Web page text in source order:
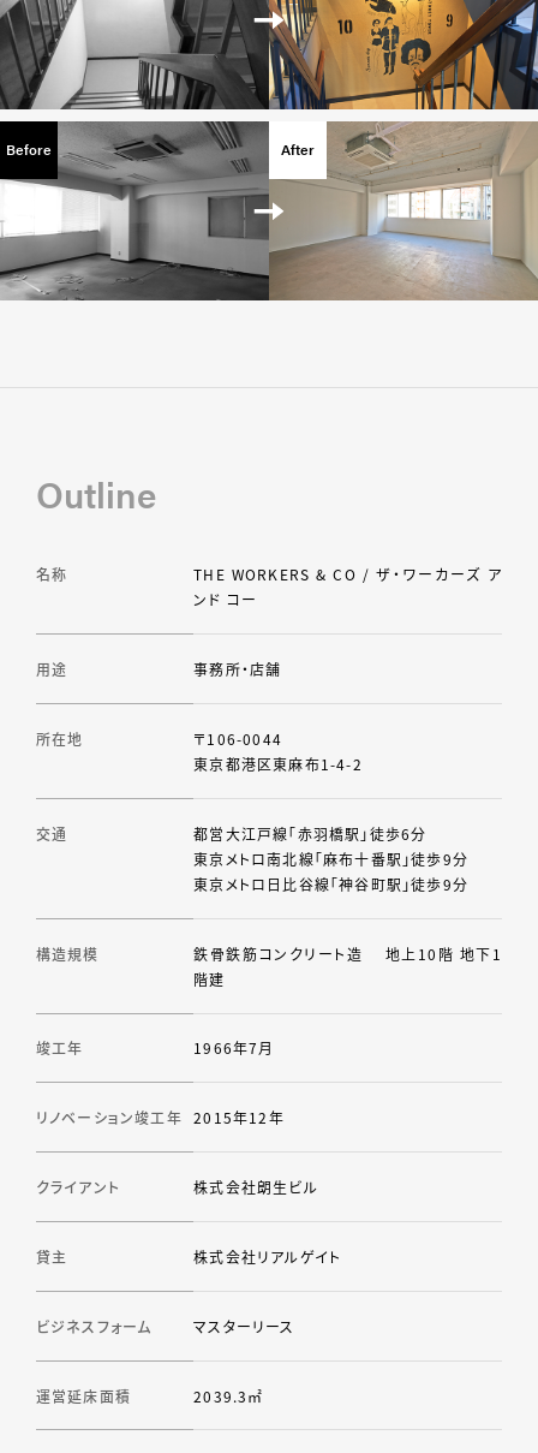
Outline
名称
THE WORKERS & CO / ザ・ワーカーズ ア
ンド コー
用途 事務所・店舗
所在地
〒106-0044
東京都港区東麻布1-4-2
交通
都営大江戸線「赤羽橋駅」徒歩6分
東京メトロ南北線「麻布十番駅」徒歩9分
東京メトロ日比谷線「神谷町駅」徒歩9分
構造規模
鉄骨鉄筋コンクリート造 地上10階 地下1
階建
竣工年 1966年7月
リノベーション竣工年 2015年12年
クライアント 株式会社朗生ビル
貸主 株式会社リアルゲイト
ビジネスフォーム マスターリース
運営延床面積 2039.3㎡